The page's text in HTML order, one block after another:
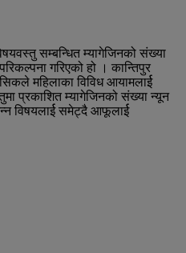
सम्बन्धित म्यागेजिनको संख्या
गरिएको हो । कान्तिपुर
महिलाका विविध आयामलार्ई
प्रकाशित म्यागेजिनको संख्या न्यून
विषयलार्ई समेट्दै आफूलार्ई